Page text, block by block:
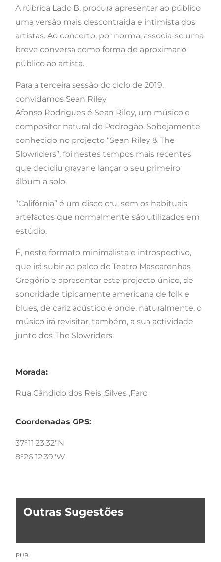
A rúbrica Lado B, procura apresentar ao público
uma versão mais descontraída e intimista dos
artistas. Ao concerto, por norma, associa-se uma
breve conversa como forma de aproximar o
público ao artista.
Para a terceira sessão do ciclo de 2019,
convidamos Sean Riley
Afonso Rodrigues é Sean Riley, um músico e
compositor natural de Pedrogão. Sobejamente
conhecido no projecto “Sean Riley & The
Slowriders”, foi nestes tempos mais recentes
que decidiu gravar e lançar o seu primeiro
álbum a solo.
“Califórnia” é um disco cru, sem os habituais
artefactos que normalmente são utilizados em
estúdio.
É, neste formato minimalista e introspectivo,
que irá subir ao palco do Teatro Mascarenhas
Gregório e apresentar este projecto único, de
sonoridade tipicamente americana de folk e
blues, de cariz acústico e onde, naturalmente, o
músico irá revisitar, também, a sua actividade
junto dos The Slowriders.
Morada:
Rua Cândido dos Reis ,Silves ,Faro
Coordenadas GPS:
37°11'23.32"N
8°26'12.39"W
Outras Sugestões
PUB